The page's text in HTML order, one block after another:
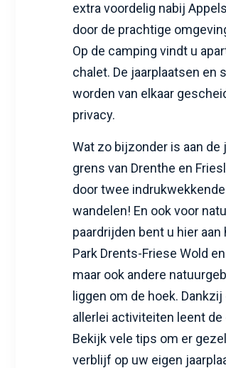
extra voordelig nabij
door de prachtige
Op de camping vindt u
chalet. De jaarplaatsen en
worden van elkaar
privacy.
Wat zo bijzonder is aan de
grens van Drenthe en
door twee
wandelen! En ook voor
paardrijden bent u hier
Park Drents-Friese Wold
maar ook andere
liggen om de hoek.
allerlei activiteiten leent
Bekijk vele tips om er
verblijf op uw eigen